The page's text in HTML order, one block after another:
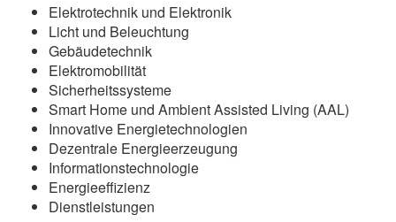
Elektrotechnik und Elektronik
Licht und Beleuchtung
Gebäudetechnik
Elektromobilität
Sicherheitssysteme
Smart Home und Ambient Assisted Living (AAL)
Innovative Energietechnologien
Dezentrale Energieerzeugung
Informationstechnologie
Energieeffizienz
Dienstleistungen